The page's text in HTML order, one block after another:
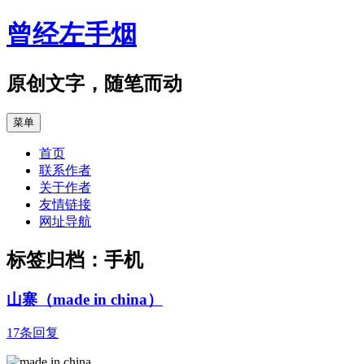
跳
至
文
曾经左手烟
原创文字，随笔而动
菜单
首页
联系作者
关于作者
友情链接
网址导航
标签归档： 手机
山寨（made in china）
17条回复